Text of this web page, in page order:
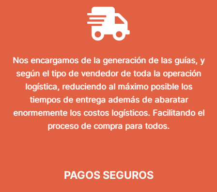
Nos encargamos de la generación de las guías, y
según el tipo de vendedor de toda la operación
logística, reduciendo al máximo posible los
tiempos de entrega además de abaratar
enormemente los costos logísticos. Facilitando el
proceso de compra para todos.
PAGOS SEGUROS